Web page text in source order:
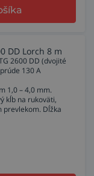
DD Lorch 8 m
2600 DD (dvojité
130 A
1,0 – 4,0 mm.
kĺb na rukoväti,
prevlekom. Dĺžka